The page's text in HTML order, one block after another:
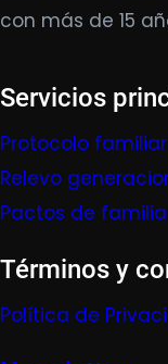
con más de 15
Servicios
Protocolo familiar
Relevo
Pactos de familia
Términos y
Política de